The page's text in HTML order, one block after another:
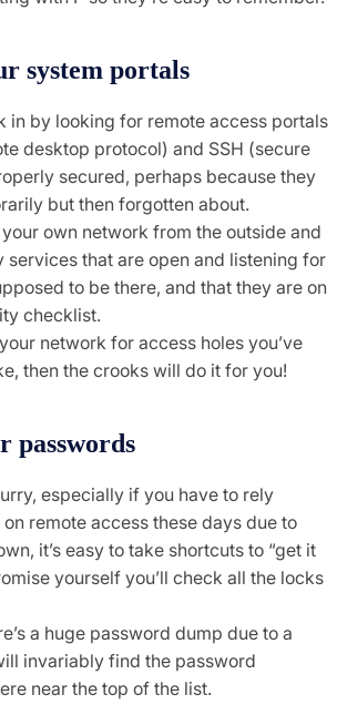
system portals
in by looking for remote access portals
desktop protocol) and SSH (secure
secured, perhaps because they
but then forgotten about.
own network from the outside and
services that are open and listening for
to be there, and that they are on
checklist.
network for access holes you’ve
then the crooks will do it for you!
passwords
especially if you have to rely
remote access these days due to
it’s easy to take shortcuts to “get it
yourself you’ll check all the locks
a huge password dump due to a
invariably find the password
near the top of the list.